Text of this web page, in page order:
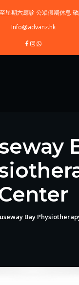
星期六應診 公眾假期休息
Info@advanz.hk
Bay